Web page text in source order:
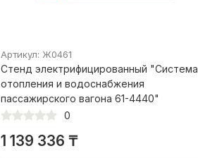
Артикул: Ж0461
Стенд электрифицированный "Система
отопления и водоснабжения
пассажирского вагона 61-4440"
0
1 139 336 ₸